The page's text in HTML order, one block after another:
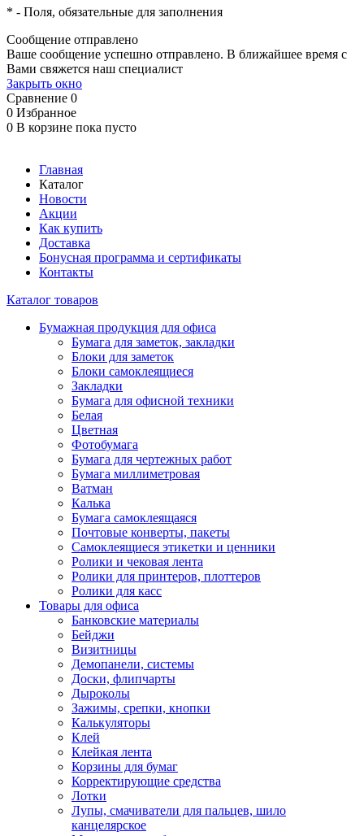
* - Поля, обязательные для заполнения
Сообщение отправлено
Ваше сообщение успешно отправлено. В ближайшее время с
Вами свяжется наш специалист
Закрыть окно
Сравнение 0
0 Избранное
0 В корзине пока пусто
Главная
Каталог
Новости
Акции
Как купить
Доставка
Бонусная программа и сертификаты
Контакты
Каталог товаров
Бумажная продукция для офиса
Бумага для заметок, закладки
Блоки для заметок
Блоки самоклеящиеся
Закладки
Бумага для офисной техники
Белая
Цветная
Фотобумага
Бумага для чертежных работ
Бумага миллиметровая
Ватман
Калька
Бумага самоклеящаяся
Почтовые конверты, пакеты
Самоклеящиеся этикетки и ценники
Ролики и чековая лента
Ролики для принтеров, плоттеров
Ролики для касс
Товары для офиса
Банковские материалы
Бейджи
Визитницы
Демопанели, системы
Доски, флипчарты
Дыроколы
Зажимы, срепки, кнопки
Калькуляторы
Клей
Клейкая лента
Корзины для бумаг
Корректирующие средства
Лотки
Лупы, смачиватели для пальцев, шило
канцелярское